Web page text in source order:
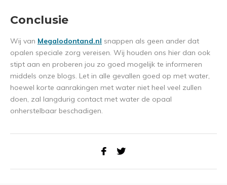
Conclusie
Wij van Megalodontand.nl snappen als geen ander dat
opalen speciale zorg vereisen. Wij houden ons hier dan ook
stipt aan en proberen jou zo goed mogelijk te informeren
middels onze blogs. Let in alle gevallen goed op met water,
hoewel korte aanrakingen met water niet heel veel zullen
doen, zal langdurig contact met water de opaal
onherstelbaar beschadigen.